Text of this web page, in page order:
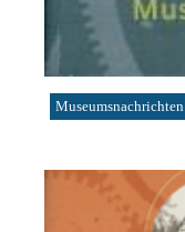
Museumsnachrichten